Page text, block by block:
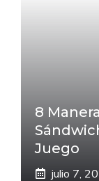
8
Juego
julio 7,